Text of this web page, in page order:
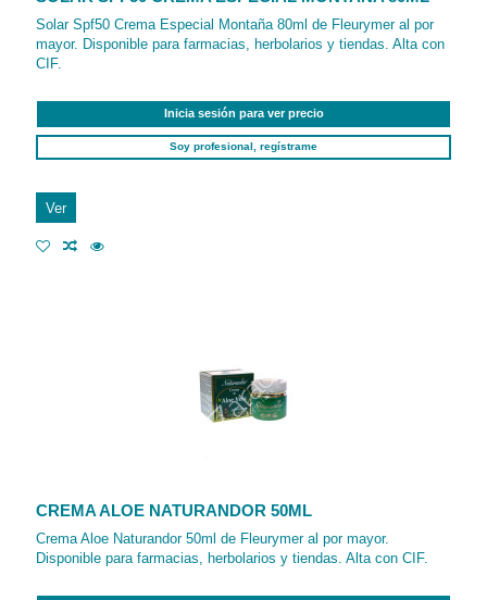
Solar Spf50 Crema Especial Montaña 80ml de Fleurymer al por
mayor. Disponible para farmacias, herbolarios y tiendas. Alta con
CIF.
Inicia sesión para ver precio
Soy profesional, regístrame
Ver
CREMA ALOE NATURANDOR 50ML
Crema Aloe Naturandor 50ml de Fleurymer al por mayor.
Disponible para farmacias, herbolarios y tiendas. Alta con CIF.